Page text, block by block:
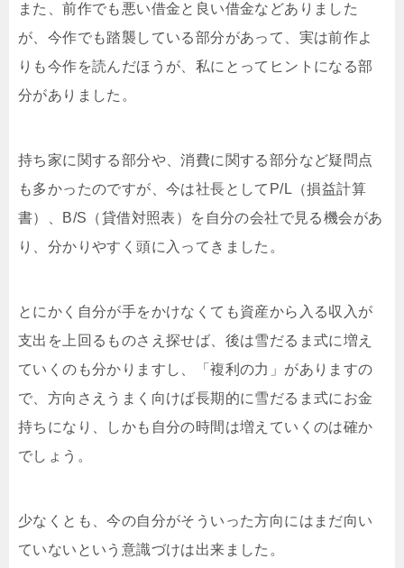
また、前作でも悪い借金と良い借金などありました
が、今作でも踏襲している部分があって、実は前作よ
りも今作を読んだほうが、私にとってヒントになる部
分がありました。
持ち家に関する部分や、消費に関する部分など疑問点
も多かったのですが、今は社長としてP/L（損益計算
書）、B/S（貸借対照表）を自分の会社で見る機会があ
り、分かりやすく頭に入ってきました。
とにかく自分が手をかけなくても資産から入る収入が
支出を上回るものさえ探せば、後は雪だるま式に増え
ていくのも分かりますし、「複利の力」がありますの
で、方向さえうまく向けば長期的に雪だるま式にお金
持ちになり、しかも自分の時間は増えていくのは確か
でしょう。
少なくとも、今の自分がそういった方向にはまだ向い
ていないという意識づけは出来ました。